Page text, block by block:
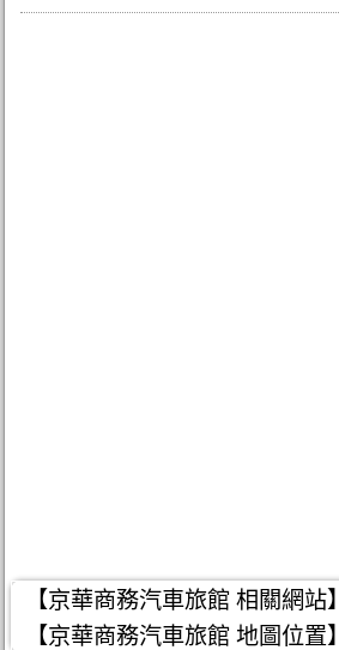
【京華商務汽車旅館 相關網站】
【京華商務汽車旅館 地圖位置】